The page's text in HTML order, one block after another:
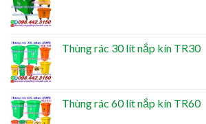
Thùng rác 30 lít nắp kín TR30
Thùng rác 60 lít nắp kín TR60